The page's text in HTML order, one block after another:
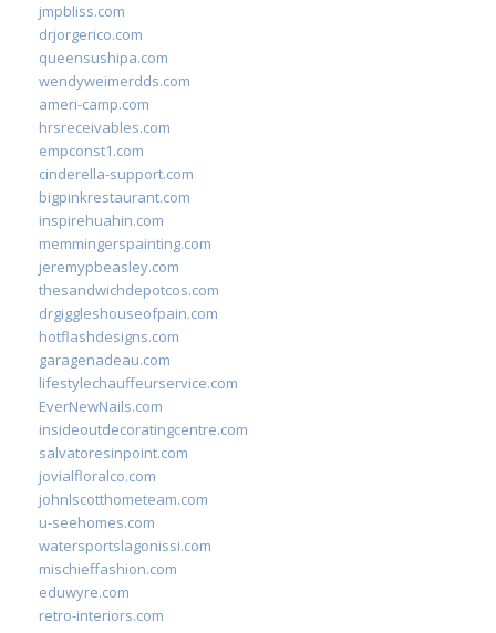
jmpbliss.com
drjorgerico.com
queensushipa.com
wendyweimerdds.com
ameri-camp.com
hrsreceivables.com
empconst1.com
cinderella-support.com
bigpinkrestaurant.com
inspirehuahin.com
memmingerspainting.com
jeremypbeasley.com
thesandwichdepotcos.com
drgiggleshouseofpain.com
hotflashdesigns.com
garagenadeau.com
lifestylechauffeurservice.com
EverNewNails.com
insideoutdecoratingcentre.com
salvatoresinpoint.com
jovialfloralco.com
johnlscotthometeam.com
u-seehomes.com
watersportslagonissi.com
mischieffashion.com
eduwyre.com
retro-interiors.com